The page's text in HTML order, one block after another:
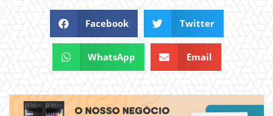
Facebook Twitter
WhatsApp Email